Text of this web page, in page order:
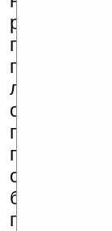
программы.